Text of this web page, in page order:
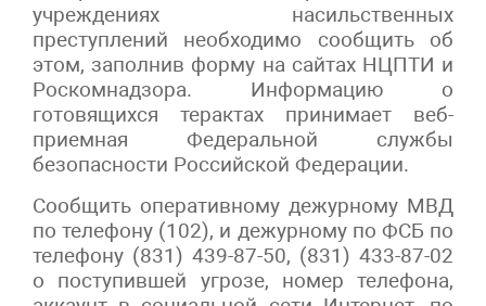
учреждениях насильственных
преступлений необходимо сообщить об
этом, заполнив форму на сайтах НЦПТИ и
Роскомнадзора. Информацию о
готовящихся терактах принимает веб-
приемная Федеральной службы
безопасности Российской Федерации.
Сообщить оперативному дежурному МВД
по телефону (102), и дежурному по ФСБ по
телефону (831) 439-87-50, (831) 433-87-02
о поступившей угрозе, номер телефона,